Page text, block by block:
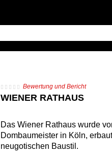
Bewertung und Bericht
WIENER RATHAUS
Das Wiener Rathaus wurde
Dombaumeister in Köln,
neugotischen Baustil.